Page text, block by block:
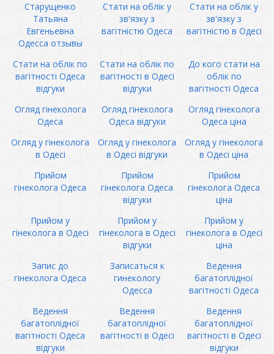
Старущенко
Татьяна
Евгеньевна
Одесса отзывы
Стати на облік у
зв'язку з
вагітністю Одеса
Стати на облік у
зв'язку з
вагітністю в Одесі
Стати на облік по
вагітності Одеса
відгуки
Стати на облік по
вагітності в Одесі
відгуки
До кого стати на
облік по
вагітності Одеса
Огляд гінеколога
Одеса
Огляд гінеколога
Одеса відгуки
Огляд гінеколога
Одеса ціна
Огляд у гінеколога
в Одесі
Огляд у гінеколога
в Одесі відгуки
Огляд у гінеколога
в Одесі ціна
Прийом
гінеколога Одеса
Прийом
гінеколога Одеса
відгуки
Прийом
гінеколога Одеса
ціна
Прийом у
гінеколога в Одесі
Прийом у
гінеколога в Одесі
відгуки
Прийом у
гінеколога в Одесі
ціна
Запис до
гінеколога Одеса
Записаться к
гинекологу
Одесса
Ведення
багатоплідної
вагітності Одеса
Ведення
багатоплідної
вагітності Одеса
відгуки
Ведення
багатоплідної
вагітності в Одесі
Ведення
багатоплідної
вагітності в Одесі
відгуки